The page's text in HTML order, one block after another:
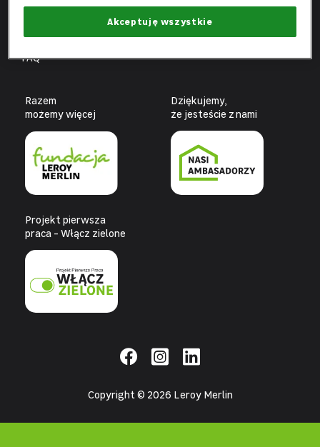
Fachowcy
FAQ
Razem
możemy więcej
Dziękujemy,
że jesteście z nami
Projekt pierwsza
praca - Włącz zielone
Copyright © 2026 Leroy Merlin
Akceptuję wszystkie